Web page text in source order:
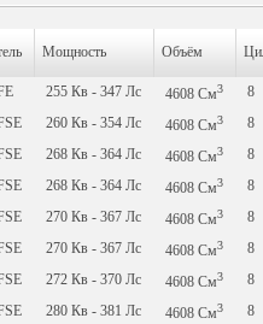
Мощность Объём
255 Кв - 347 Лс 4608 См3
8
260 Кв - 354 Лс 4608 См3
8
268 Кв - 364 Лс 4608 См3
8
268 Кв - 364 Лс 4608 См3
8
270 Кв - 367 Лс 4608 См3
8
270 Кв - 367 Лс 4608 См3
8
272 Кв - 370 Лс 4608 См3
8
280 Кв - 381 Лс 4608 См3
8